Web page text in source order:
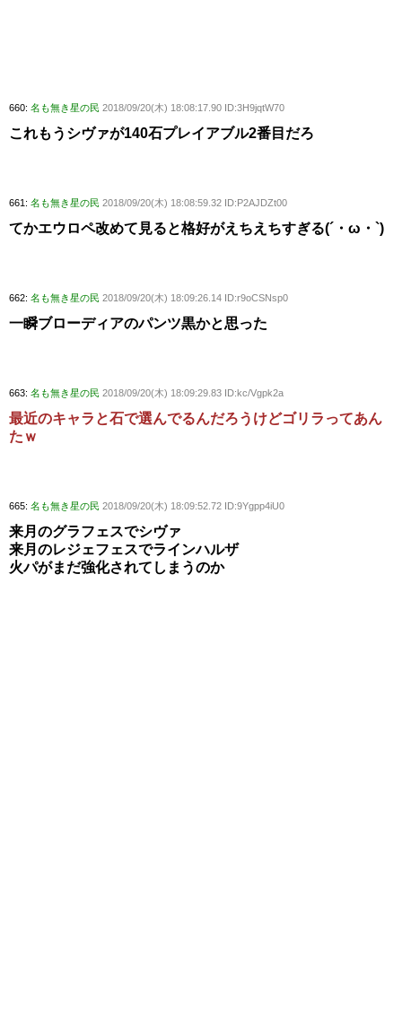
660: 名も無き星の民 2018/09/20(木) 18:08:17.90 ID:3H9jqtW70
これもうシヴァが140石プレイアブル2番目だろ
661: 名も無き星の民 2018/09/20(木) 18:08:59.32 ID:P2AJDZt00
てかエウロペ改めて見ると格好がえちえちすぎる(´・ω・`)
662: 名も無き星の民 2018/09/20(木) 18:09:26.14 ID:r9oCSNsp0
一瞬ブローディアのパンツ黒かと思った
663: 名も無き星の民 2018/09/20(木) 18:09:29.83 ID:kc/Vgpk2a
最近のキャラと石で選んでるんだろうけどゴリラってあん
たｗ
665: 名も無き星の民 2018/09/20(木) 18:09:52.72 ID:9Ygpp4iU0
来月のグラフェスでシヴァ
来月のレジェフェスでラインハルザ
火パがまだ強化されてしまうのか